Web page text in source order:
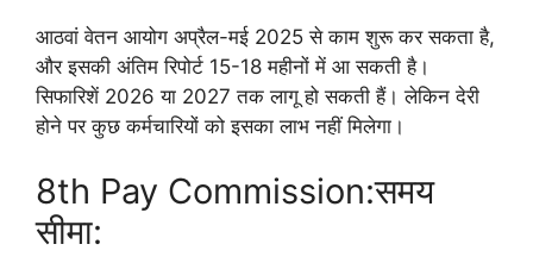
आठवां वेतन आयोग अप्रैल-मई 2025 से काम शुरू कर सकता है,
और इसकी अंतिम रिपोर्ट 15-18 महीनों में आ सकती है।
सिफारिशें 2026 या 2027 तक लागू हो सकती हैं। लेकिन देरी
होने पर कुछ कर्मचारियों को इसका लाभ नहीं मिलेगा।
8th Pay Commission:समय
सीमा: